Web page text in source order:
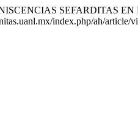
SEFARDITAS
index.php/ah/article/